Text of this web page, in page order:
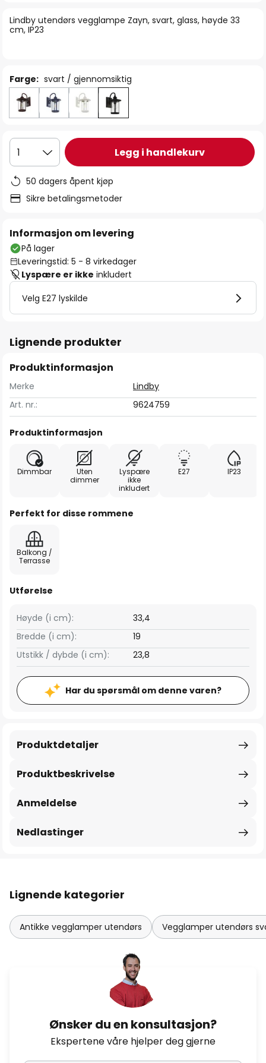
Lindby utendørs vegglampe Zayn, svart, glass, høyde 33
cm, IP23
Farge: svart / gjennomsiktig
1 Legg i handlekurv
50 dagers åpent kjøp
Sikre betalingsmetoder
Informasjon om levering
På lager
Leveringstid: 5 - 8 virkedager
Lyspære er ikke inkludert
Velg E27 lyskilde
Lignende produkter
Produktinformasjon
Merke
Lindby
Art. nr.:
9624759
Produktinformasjon
Dimmbar
Uten
dimmer
Lyspære
ikke
inkludert
E27 IP23
Perfekt for disse rommene
Balkong /
Terrasse
Utførelse
Bredde (i cm): 19
Høyde (i cm): 33,4
Utstikk / dybde (i cm): 23,8
Har du spørsmål om denne varen?
Produktbeskrivelse
Produktdetaljer
Anmeldelse
Nedlastinger
Lignende kategorier
Antikke vegglamper utendørs Vegglamper utendørs
Ønsker du en konsultasjon?
Ekspertene våre hjelper deg gjerne